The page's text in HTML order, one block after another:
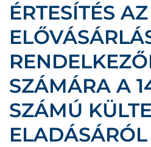
ÉRTESÍTÉS AZ
SZÁMÁRA A
SZÁMÚ
ELADÁSÁRÓL